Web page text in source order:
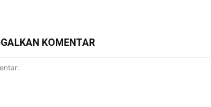
KOMENTAR